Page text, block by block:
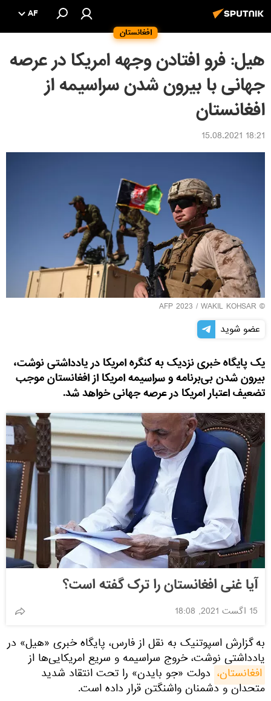
افغانستان
AF
هیل: فرو افتادن وجهه امریکا در عرصه
جهانی با بیرون شدن سراسیمه از
افغانستان
18:21 15.08.2021
© AFP 2023 / WAKIL KOHSAR
عضو شوید
یک پایگاه خبری نزدیک به کنگره امریکا در یادداشتی نوشت،
بیرون شدن بی‌برنامه و سراسیمه امریکا از افغانستان موجب
تضعیف اعتبار امریکا در عرصه جهانی خواهد شد.
آیا غنی افغانستان را ترک گفته است؟
15 اگست 2021, 18:08
به گزارش اسپوتنیک به نقل از فارس، پایگاه خبری «هیل» در
یادداشتی نوشت، خروج سراسیمه و سریع امریکایی‌ها از
افغانستان، دولت «جو بایدن» را تحت انتقاد شدید
متحدان و دشمنان واشنگتن قرار داده است.